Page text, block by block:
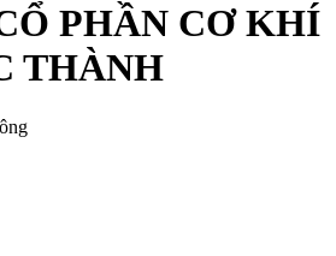
PHẦN CƠ KHÍ
THÀNH